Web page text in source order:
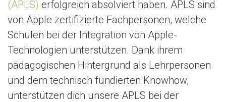
(APLS) erfolgreich absolviert haben. APLS sind
von Apple zertifizierte Fachpersonen, welche
Schulen bei der Integration von Apple-
Technologien unterstützen. Dank ihrem
pädagogischen Hintergrund als Lehrpersonen
und dem technisch fundierten Knowhow,
unterstützen dich unsere APLS bei der